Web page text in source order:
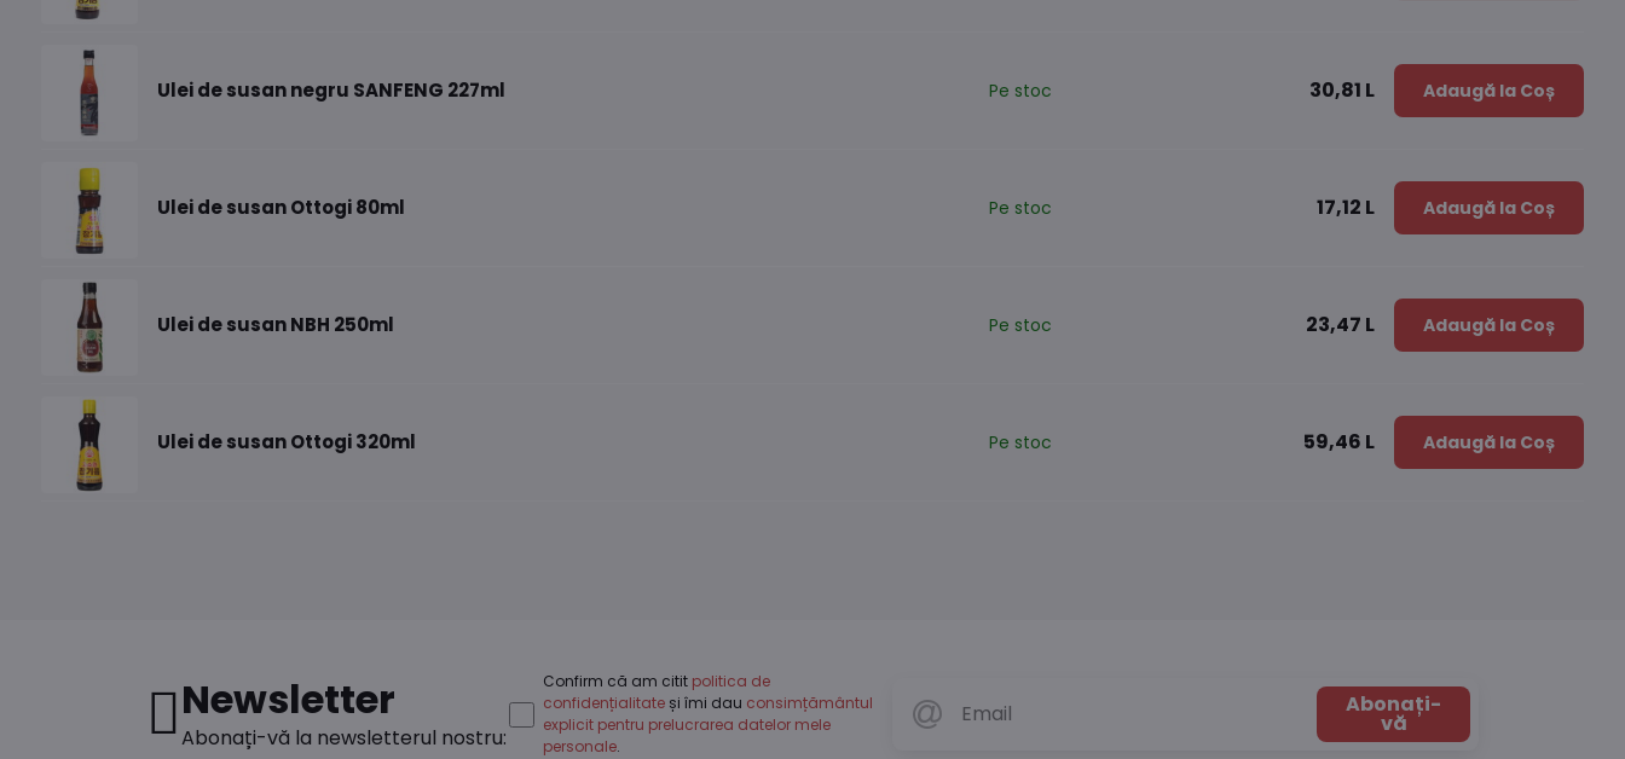
Ulei de susan negru SANFENG 227ml Pe stoc 30,81 L Adaugă la Coș
Ulei de susan Ottogi 80ml Pe stoc 17,12 L Adaugă la Coș
Ulei de susan NBH 250ml Pe stoc 23,47 L Adaugă la Coș
Ulei de susan Ottogi 320ml Pe stoc 59,46 L Adaugă la Coș
Newsletter
Abonați-vă la newsletterul nostru:
Abonați-
vă
Confirm că am citit politica de
confidențialitateși îmi dau consimțământul
explicit pentru prelucrarea datelor mele
personale.